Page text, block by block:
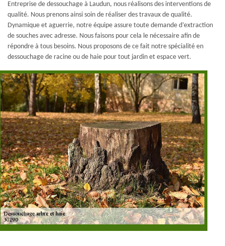
Entreprise de dessouchage à Laudun, nous réalisons des interventions de
qualité. Nous prenons ainsi soin de réaliser des travaux de qualité.
Dynamique et aguerrie, notre équipe assure toute demande d’extraction
de souches avec adresse. Nous faisons pour cela le nécessaire afin de
répondre à tous besoins. Nous proposons de ce fait notre spécialité en
dessouchage de racine ou de haie pour tout jardin et espace vert.